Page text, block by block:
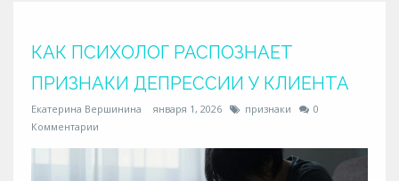
КАК ПСИХОЛОГ РАСПОЗНАЕТ
ПРИЗНАКИ ДЕПРЕССИИ У КЛИЕНТА
Екатерина Вершинина января 1, 2026 признаки
0
Комментарии